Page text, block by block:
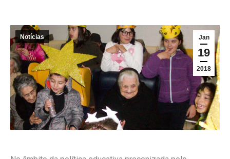
Jan
19
2018
Notícias